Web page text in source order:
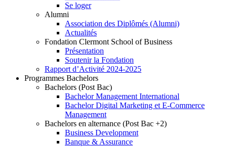
Se loger
Alumni
Association des Diplômés (Alumni)
Actualités
Fondation Clermont School of Business
Présentation
Soutenir la Fondation
Rapport d’Activité 2024-2025
Programmes Bachelors
Bachelors (Post Bac)
Bachelor Management International
Bachelor Digital Marketing et E-Commerce
Management
Bachelors en alternance (Post Bac +2)
Business Development
Banque & Assurance